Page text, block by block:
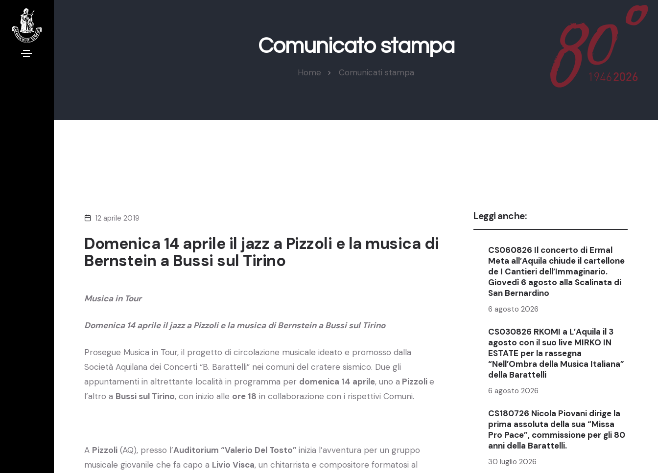
Comunicato stampa
Home Comunicati stampa
12 aprile 2019
Domenica 14 aprile il jazz a Pizzoli e la musica di
Bernstein a Bussi sul Tirino
Musica in Tour
Domenica 14 aprile il jazz a Pizzoli e la musica di Bernstein a Bussi sul Tirino
Prosegue Musica in Tour, il progetto di circolazione musicale ideato e promosso dalla
Società Aquilana dei Concerti “B. Barattelli” nei comuni del cratere sismico. Due gli
appuntamenti in altrettante località in programma per domenica 14 aprile, uno a Pizzolie
l’altro a Bussi sul Tirino, con inizio alle ore 18 in collaborazione con i rispettivi Comuni.
A Pizzoli (AQ), presso l’Auditorium “Valerio Del Tosto” inizia l’avventura per un gruppo
musicale giovanile che fa capo a Livio Visca, un chitarrista e compositore formatosi al
Leggi anche:
CS060826 Il concerto di Ermal
Meta all’Aquila chiude il cartellone
de I Cantieri dell’Immaginario.
Giovedì 6 agosto alla Scalinata di
San Bernardino
6 agosto 2026
CS030826 RKOMI a L’Aquila il 3
agosto con il suo live MIRKO IN
ESTATE per la rassegna
“Nell’Ombra della Musica Italiana”
della Barattelli
6 agosto 2026
CS180726 Nicola Piovani dirige la
prima assoluta della sua “Missa
Pro Pace”, commissione per gli 80
anni della Barattelli.
30 luglio 2026